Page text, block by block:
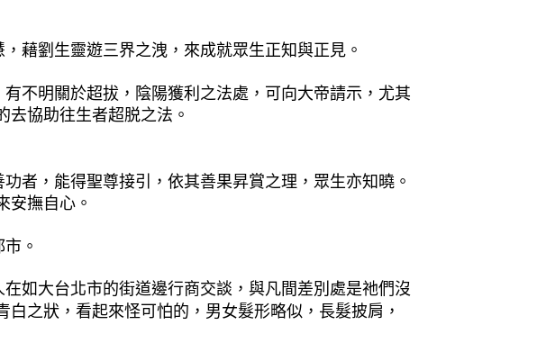
藉劉生靈遊三界之洩，來成就眾生正知與正見。
有不明關於超拔，陰陽獲利之法處，可向大帝請示，尤其
去協助往生者超脱之法。
者，能得聖尊接引，依其善果昇賞之理，眾生亦知曉。
安撫自心。
。
如大台北市的街道邊行商交談，與凡間差別處是祂們沒
之狀，看起來怪可怕的，男女髮形略似，長髮披肩，